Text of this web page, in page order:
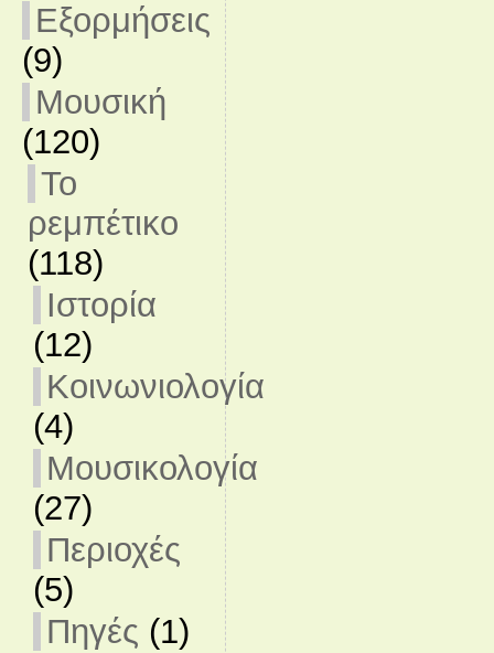
Εξορμήσεις
(9)
Μουσική
(120)
Το
ρεμπέτικο
(118)
Ιστορία
(12)
Κοινωνιολογία
(4)
Μουσικολογία
(27)
Περιοχές
(5)
Πηγές (1)